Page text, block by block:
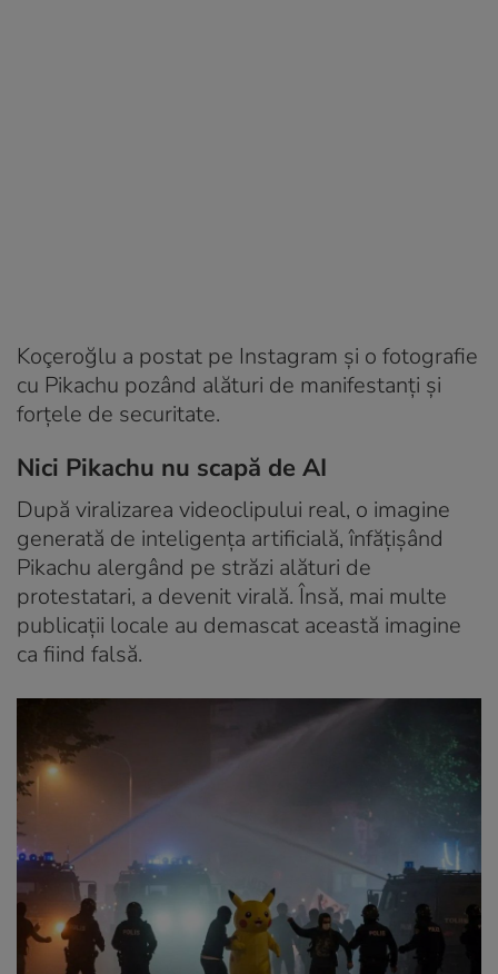
Koçeroğlu a postat pe Instagram și o fotografie
cu Pikachu pozând alături de manifestanți și
forțele de securitate.
Nici Pikachu nu scapă de AI
După viralizarea videoclipului real, o imagine
generată de inteligența artificială, înfățișând
Pikachu alergând pe străzi alături de
protestatari, a devenit virală. Însă, mai multe
publicații locale au demascat această imagine
ca fiind falsă.